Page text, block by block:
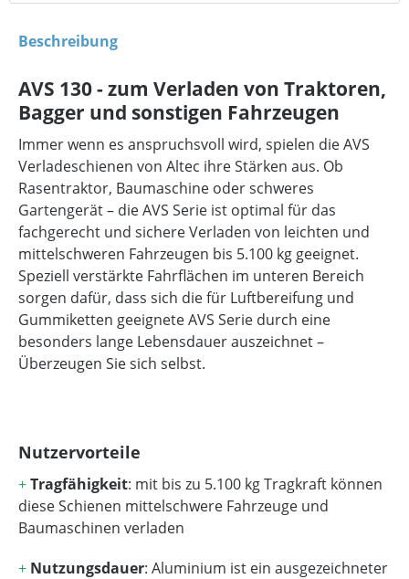
Beschreibung
AVS 130 - zum Verladen von Traktoren,
Bagger und sonstigen Fahrzeugen
Immer wenn es anspruchsvoll wird, spielen die AVS
Verladeschienen von Altec ihre Stärken aus. Ob
Rasentraktor, Baumaschine oder schweres
Gartengerät – die AVS Serie ist optimal für das
fachgerecht und sichere Verladen von leichten und
mittelschweren Fahrzeugen bis 5.100 kg geeignet.
Speziell verstärkte Fahrflächen im unteren Bereich
sorgen dafür, dass sich die für Luftbereifung und
Gummiketten geeignete AVS Serie durch eine
besonders lange Lebensdauer auszeichnet –
Überzeugen Sie sich selbst.
Nutzervorteile
+Tragfähigkeit: mit bis zu 5.100 kg Tragkraft können
diese Schienen mittelschwere Fahrzeuge und
Baumaschinen verladen
+ Nutzungsdauer: Aluminium ist ein ausgezeichneter